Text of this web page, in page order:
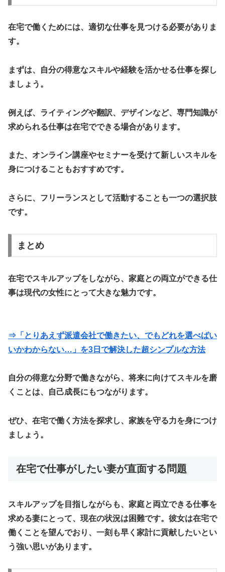
在宅で働くためには、適切な仕事を見つける必要がありま
す。
まずは、自分の得意なスキルや経験を活かせる仕事を探し
ましょう。
例えば、ライティングや翻訳、デザインなど、専門知識が
求められる仕事は在宅でできる場合があります。
また、オンライン講座やセミナーを受けて新しいスキルを
身につけることもおすすめです。
さらに、フリーランスとして活動することも一つの選択肢
です。
まとめ
在宅でスキルアップをしながら、家庭との両立ができる仕
事は現代の女性にとって大きな魅力です。
⇒「とりあえず派遣会社で働きたい、でもどれを選べばい
いかわからない…」を3日で解決した超シンプルな方法
自分の得意な分野で働きながら、将来に向けてスキルを磨
くことは、自己成長にもつながります。
ぜひ、在宅で働く方法を探求し、家族を守る力を身につけ
ましょう。
在宅で仕事がしたい妻が直面する問題
スキルアップを目指しながらも、家庭と両立できる仕事を
求める妻にとって、現在の状況は困難です。彼女は在宅で
働くことを望んでおり、 一刻も早く家計に貢献したいとい
う強い思いがあります。